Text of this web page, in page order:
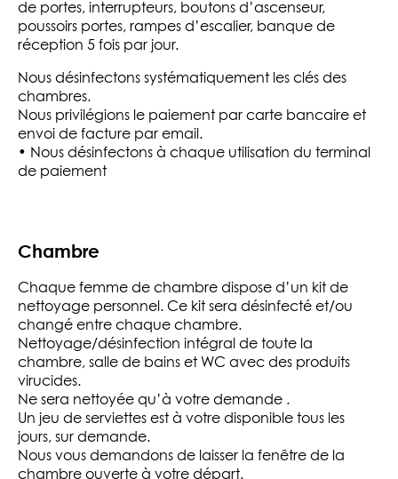
de portes, interrupteurs, boutons d’ascenseur,
poussoirs portes, rampes d’escalier, banque de
réception 5 fois par jour.
Nous désinfectons systématiquement les clés des
chambres.
Nous privilégions le paiement par carte bancaire et
envoi de facture par email.
• Nous désinfectons à chaque utilisation du terminal
de paiement
Chambre
Chaque femme de chambre dispose d’un kit de
nettoyage personnel. Ce kit sera désinfecté et/ou
changé entre chaque chambre.
Nettoyage/désinfection intégral de toute la
chambre, salle de bains et WC avec des produits
virucides.
Ne sera nettoyée qu’à votre demande .
Un jeu de serviettes est à votre disponible tous les
jours, sur demande.
Nous vous demandons de laisser la fenêtre de la
chambre ouverte à votre départ.